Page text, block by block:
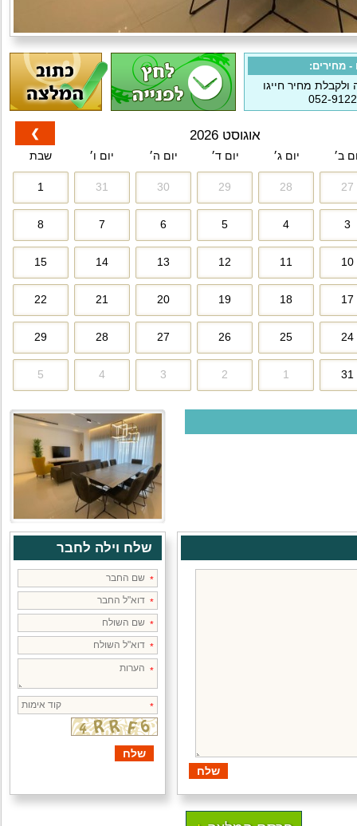
- מחירים:
מחיר חייגו
052-
אוגוסט 2026
ב׳ יום ג׳ יום ד׳ יום ה׳ יום ו׳ שבת
27
28
29
30
31
1
3
4
5
6
7
8
10
11
12
13
14
15
17
18
19
20
21
22
24
25
26
27
28
29
31
1
2
3
4
5
❯
שלח וילה לחבר